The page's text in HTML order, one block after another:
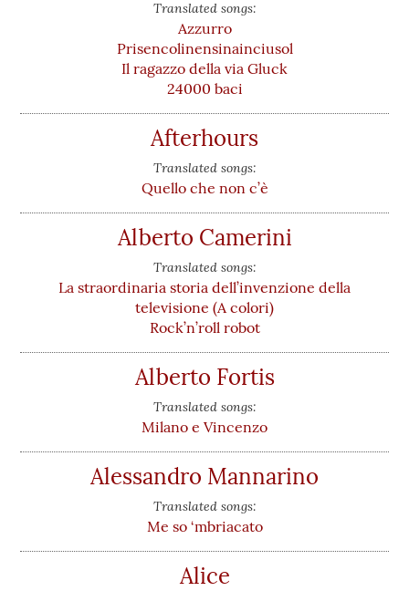
Translated songs:
Azzurro
Prisencolinensinainciusol
Il ragazzo della via Gluck
24000 baci
Afterhours
Translated songs:
Quello che non c’è
Alberto Camerini
Translated songs:
La straordinaria storia dell’invenzione della
televisione (A colori)
Rock’n’roll robot
Alberto Fortis
Translated songs:
Milano e Vincenzo
Alessandro Mannarino
Translated songs:
Me so ‘mbriacato
Alice